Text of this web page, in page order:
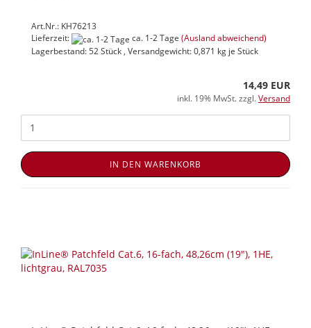
Art.Nr.: KH76213
Lieferzeit:
ca. 1-2 Tage (Ausland abweichend)
Lagerbestand: 52 Stück , Versandgewicht:0,871 kg je Stück
14,49 EUR
inkl. 19% MwSt. zzgl.Versand
IN DEN WARENKORB